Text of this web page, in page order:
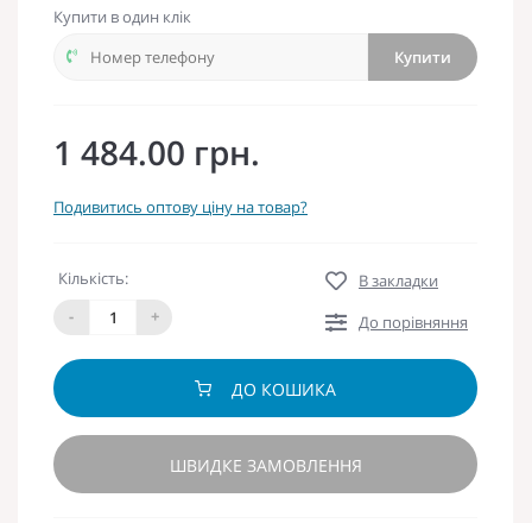
Купити в один клік
Купити
1 484.00 грн.
Подивитись оптову ціну на товар?
Кількість:
-
+
В закладки
До порівняння
ДО КОШИКА
ШВИДКЕ ЗАМОВЛЕННЯ